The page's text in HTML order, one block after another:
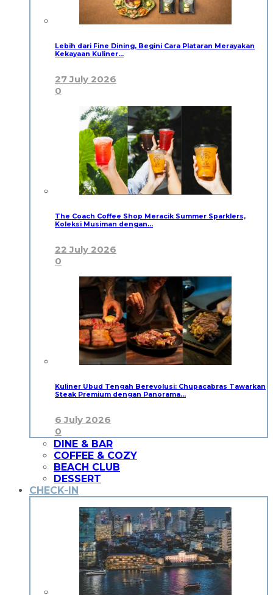
Lebih dari Fine Dining, Begini Cara Plataran Merayakan
Kekayaan Kuliner…
27 July 2026
0
The Coach Coffee Shop Meracik Summer Sparklers,
Koleksi Musiman dengan…
22 July 2026
0
Kuliner Ubud Tengah Berevolusi: Chupacabras Tawarkan
Steak Premium dengan Panorama…
6 July 2026
0
DINE & BAR
COFFEE & COZY
BEACH CLUB
DESSERT
CHECK-IN